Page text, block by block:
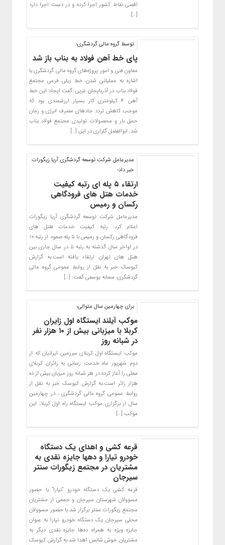
اقصی نقاط کشور اجرا کرده و در دست اجرا دارد
[…]
توسط گروه مالی گردشگری؛
پای خط آهن فولاد به بناب باز شد
معاون فنی و امور پروژه‌های گروه مالی گردشگری با
اشاره به عملیاتی شدن خط ریلی فرعی مجتمع
فولاد بناب در آذربایجان غربی :گفت ایجاد این خط
آهن ۴ کیلومتری کار بسیار ارزشمندی بود که
موجب کاهش تردد جادهای مصرف انرژی و زمان
حمل بار و محصولات تولیدی مجتمع فولاد بناب
شد. ابوالفضل گلزاری در این […]
مدیرعامل شرکت توسعه گردشگری آریا زیگورات
خبر داد؛
ارتقاء ۵ پله ای رتبه کیفیت
خدمات هتل های فرودگاهی
رکسان و رمیس
مدیرعامل شرکت توسعه گردشگری آریا زیگورات
اعلام کرد: رتبه کیفیت خدمات هتل های
فرودگاهی رکسان و رمیس با ۵ پله صعود از رتبه ۱۰
در اواخر سال گذشته به رتبه ۵ در سال جاری بین
هتل های تهران ارتقاء یافته است.به گزارش
کیوسک خبر به نقل از روابط عمومی گروه مالی
گردشگری، سمانه یوسفی گفت: […]
برای چهارمین سال متوالی؛
موکب آیلند ایستگاه اول زایران
کربلا با میزبانی بیش از ۱۰ هزار نفر
در شبانه روز
موکب ایستگاه اول کربلای سرزمین ایرانیان که از
دوم شهریور ماه خدمت رسانی به زائران کربلای
معلی را آغاز کرده در هر شبانه روز میزبان بیش از ده
هزار زائر است.به گزارش کیوسک خبر به نقل از
روابط عمومی گروه مالی گردشگری ، در چهارمین
سال از برگزاری موکب ایستگاه راه اول کربلا، این
موکب […]
قرعه کشی و اهدای یک دستگاه
خودرو تیارا و دهها جایزه نقدی به
مشتریان در مجتمع زیگورات سنتر
سیرجان
قرعه کشی یک دستگاه خودرو “تیارا” با حضور
مسوولان شهرستان سیرجان و جمعی از مشتریان
مجتمع زیگورات سنتر برگزار شد.با حضور مسوولان
محلی سیرجان یک دستگاه خودرو تیارا به عنوان
جایزه ویژه به همراه ده‌ها جایزه نقدی دیگر به
مشتریان خوش شانس اهدا شد.به گزارش کیوسک